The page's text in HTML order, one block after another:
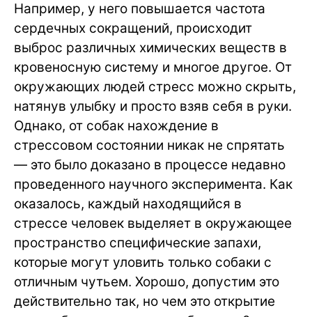
Например, у него повышается частота
сердечных сокращений, происходит
выброс различных химических веществ в
кровеносную систему и многое другое. От
окружающих людей стресс можно скрыть,
натянув улыбку и просто взяв себя в руки.
Однако, от собак нахождение в
стрессовом состоянии никак не спрятать
— это было доказано в процессе недавно
проведенного научного эксперимента. Как
оказалось, каждый находящийся в
стрессе человек выделяет в окружающее
пространство специфические запахи,
которые могут уловить только собаки с
отличным чутьем. Хорошо, допустим это
действительно так, но чем это открытие